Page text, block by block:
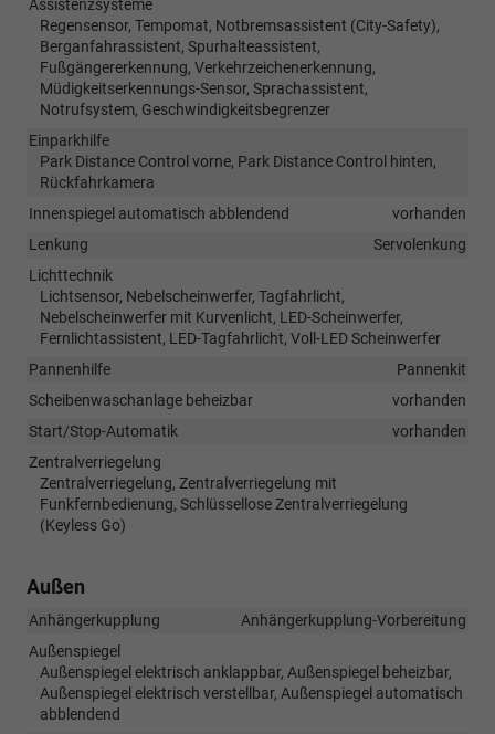
Assistenzsysteme
Regensensor, Tempomat, Notbremsassistent (City-Safety),
Berganfahrassistent, Spurhalteassistent,
Fußgängererkennung, Verkehrzeichenerkennung,
Müdigkeitserkennungs-Sensor, Sprachassistent,
Notrufsystem, Geschwindigkeitsbegrenzer
Einparkhilfe
Park Distance Control vorne, Park Distance Control hinten,
Rückfahrkamera
Innenspiegel automatisch abblendend
vorhanden
Lenkung
Servolenkung
Lichttechnik
Lichtsensor, Nebelscheinwerfer, Tagfahrlicht,
Nebelscheinwerfer mit Kurvenlicht, LED-Scheinwerfer,
Fernlichtassistent, LED-Tagfahrlicht, Voll-LED Scheinwerfer
Pannenhilfe
Pannenkit
Scheibenwaschanlage beheizbar
vorhanden
Start/Stop-Automatik
vorhanden
Zentralverriegelung
Zentralverriegelung, Zentralverriegelung mit
Funkfernbedienung, Schlüssellose Zentralverriegelung
(Keyless Go)
Außen
Anhängerkupplung
Anhängerkupplung-Vorbereitung
Außenspiegel
Außenspiegel elektrisch anklappbar, Außenspiegel beheizbar,
Außenspiegel elektrisch verstellbar, Außenspiegel automatisch
abblendend